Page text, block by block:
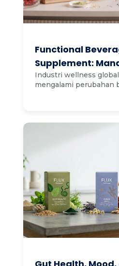
Functional
Supplement:
Wellness yang
Market Saat Ini?
Industri wellness
mengalami perubahan
konsumen identik